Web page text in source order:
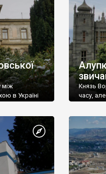
між
в Україні
Князь
часу,